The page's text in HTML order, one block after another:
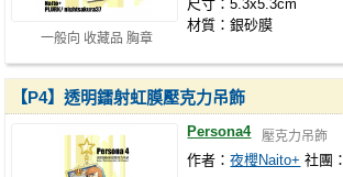
一般向 收藏品 胸章
尺寸：5.3x5.3cm
材質：銀砂膜
【P4】透明鐳射虹膜壓克力吊飾
Persona4 壓克力吊飾
作者：夜櫻Naito+ 社團：